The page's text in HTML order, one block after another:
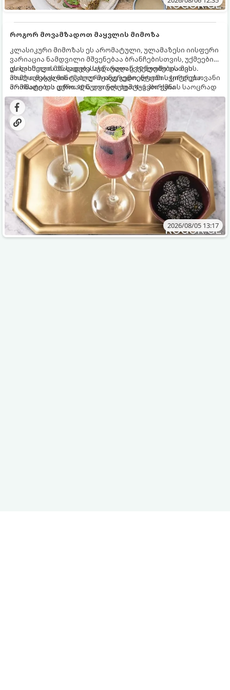
როგორ მოვამზადოთ მაყვლის მიმოზა
კლასიკური მიმოზას ეს არომატული, ულამაზესი იისფერი
ვარიაცია ნამდვილი მშვენებაა ბრანჩებისთვის, უქმეების
დილისთვის ან სადღესასწაულო წვეულებებისთვის.
ახალი მაყვლის ტკბილ-მჟავე გემო, ლაიმის ციტრუსოვანი
არომატი და ცქრიალა ღვინის ბუშტუკები ქმნის საოცრად
დახვეწილ და მაგრილებელ კოქტეილს.
ეს სასმელი მზადდება სულ რაღაც 10 წუთში და მის
მომზადებას მინიმალური ინგრედიენტები სჭირდება.
მომზადების დრო: 10 წუთი ულუფა: 4–6 პორცია
2026/08/05 13:17